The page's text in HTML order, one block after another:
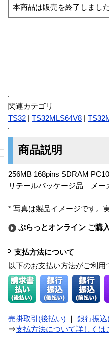
本商品は販売を終了しました
関連カテゴリ
TS32
TS32MLS64V8
商品説明
256MB 168pins SDRAM
リテールパッケージ品 メー
* 写真は製品イメージです。
ぷらっとオンライン ご購
支払方法について
以下のお支払い方法がご利用
売掛取引(後払い) 銀行振
⇒支払方法について詳しくは